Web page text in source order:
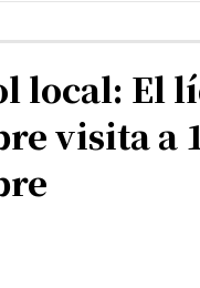
local: El
visita a